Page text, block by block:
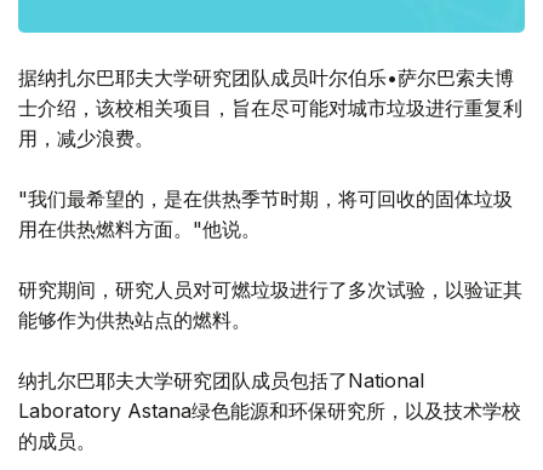
据纳扎尔巴耶夫大学研究团队成员叶尔伯乐•萨尔巴索夫博
士介绍，该校相关项目，旨在尽可能对城市垃圾进行重复利
用，减少浪费。
"我们最希望的，是在供热季节时期，将可回收的固体垃圾
用在供热燃料方面。"他说。
研究期间，研究人员对可燃垃圾进行了多次试验，以验证其
能够作为供热站点的燃料。
纳扎尔巴耶夫大学研究团队成员包括了National
Laboratory Astana绿色能源和环保研究所，以及技术学校
的成员。